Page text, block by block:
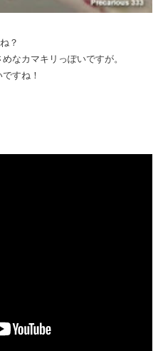
？
なカマキリっぽいですが。
すね！